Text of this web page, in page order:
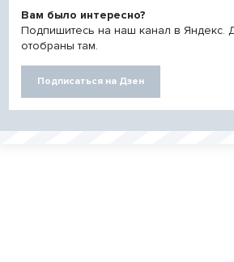
Вам было интересно?
Подпишитесь на наш канал в Яндекс.
отобраны там.
Подписаться на Дзен